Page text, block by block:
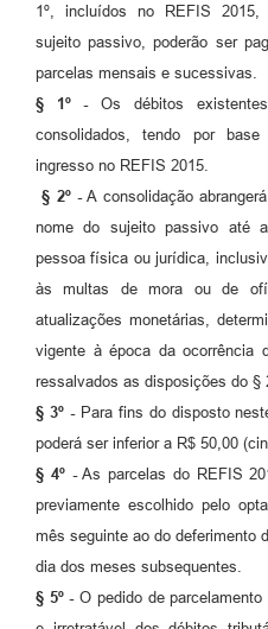
1º, incluídos no REFIS 2015,
sujeito passivo, poderão ser
parcelas mensais e sucessivas.
§ 1º -Os débitos
consolidados, tendo por
ingresso no REFIS 2015.
§ 2º -A consolidação
nome do sujeito passivo até
pessoa física ou jurídica,
às multas de mora ou de
atualizações monetárias,
vigente à época da ocorrência
ressalvados as disposições do §
§ 3º -Para fins do disposto
poderá ser inferior a R$ 50,00
§ 4º -As parcelas do REFIS
previamente escolhido pelo
mês seguinte ao do deferimento
dia dos meses subsequentes.
§ 5º -O pedido de parcelamento